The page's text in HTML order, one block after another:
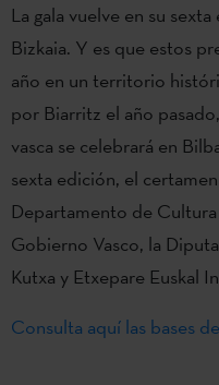
La gala vuelve en su
Bizkaia. Y es que estos
año en un territorio
por Biarritz el año
vasca se celebrará en
sexta edición, el
Departamento de
Gobierno Vasco, la
Kutxa y Etxepare Euskal
Consulta aquí las bases